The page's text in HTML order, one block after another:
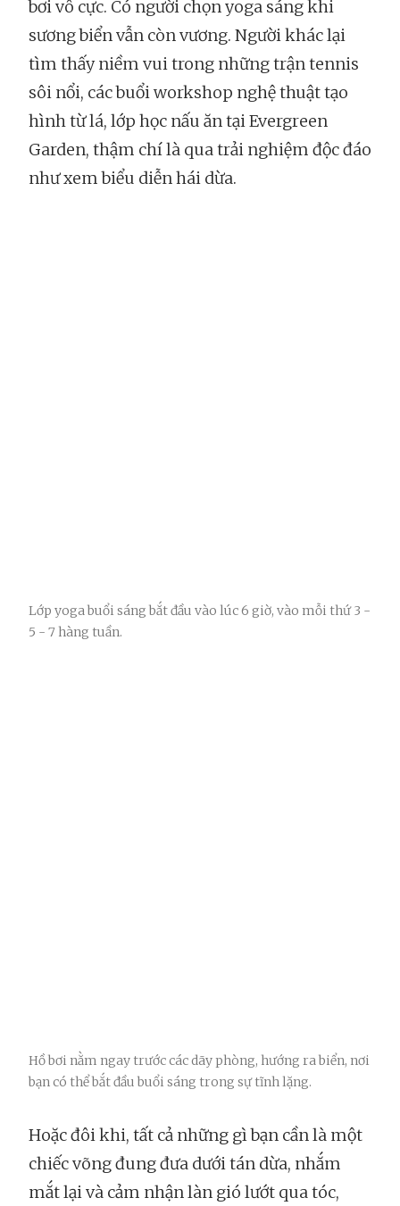
bơi vô cực. Có người chọn yoga sáng khi
sương biển vẫn còn vương. Người khác lại
tìm thấy niềm vui trong những trận tennis
sôi nổi, các buổi workshop nghệ thuật tạo
hình từ lá, lớp học nấu ăn tại Evergreen
Garden, thậm chí là qua trải nghiệm độc đáo
như xem biểu diễn hái dừa.
Lớp yoga buổi sáng bắt đầu vào lúc 6 giờ, vào mỗi thứ 3 -
5 - 7 hàng tuần.
Hồ bơi nằm ngay trước các dãy phòng, hướng ra biển, nơi
bạn có thể bắt đầu buổi sáng trong sự tĩnh lặng.
Hoặc đôi khi, tất cả những gì bạn cần là một
chiếc võng đung đưa dưới tán dừa, nhắm
mắt lại và cảm nhận làn gió lướt qua tóc,